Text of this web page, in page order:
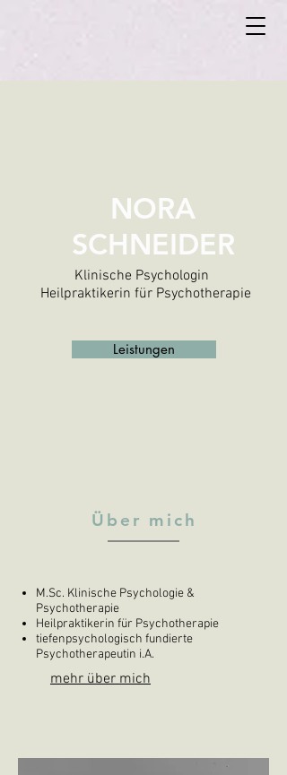
NORA
SCHNEIDER
Klinische Psychologin
Heilpraktikerin für Psychotherapie
Leistungen
Über mich
M.Sc. Klinische Psychologie &
Psychotherapie
Heilpraktikerin für Psychotherapie
tiefenpsychologisch fundierte
Psychotherapeutin i.A.
mehr über mich